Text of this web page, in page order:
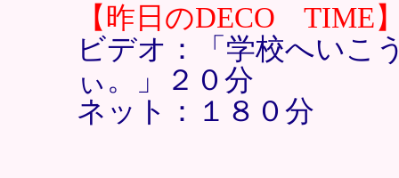
【昨日のDECO TIME
ビデオ：「学校へいこ
ぃ。」２０分
ネット：１８０分